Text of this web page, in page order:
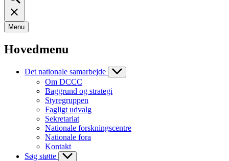
Menu
Hovedmenu
Det nationale samarbejde
Om DCCC
Baggrund og strategi
Styregruppen
Fagligt udvalg
Sekretariat
Nationale forskningscentre
Nationale fora
Kontakt
Søg støtte